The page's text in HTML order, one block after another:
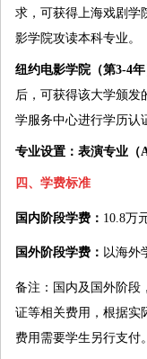
求，可获得上海戏剧学
影学院攻读本科专业。
纽约电影学院（第3-4年
后，可获得该大学颁
学服务中心进行学历认
专业设置：表演专业（
四、学费标准
国内阶段学费： 10.8万
国外阶段学费： 以海外
备注：国内及国外阶段
证等相关费用，根据实
费用需要学生另行支付。